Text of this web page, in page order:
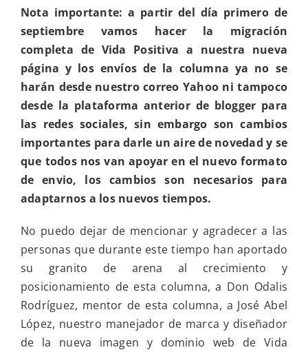
Nota importante: a partir del día primero de
septiembre vamos hacer la migración
completa de Vida Positiva a nuestra nueva
página y los envíos de la columna ya no se
harán desde nuestro correo Yahoo ni tampoco
desde la plataforma anterior de blogger para
las redes sociales, sin embargo son cambios
importantes para darle un aire de novedad y se
que todos nos van apoyar en el nuevo formato
de envio, los cambios son necesarios para
adaptarnos a los nuevos tiempos.
No puedo dejar de mencionar y agradecer a las
personas que durante este tiempo han aportado
su granito de arena al crecimiento y
posicionamiento de esta columna, a Don Odalis
Rodríguez, mentor de esta columna, a José Abel
López, nuestro manejador de marca y diseñador
de la nueva imagen y dominio web de Vida